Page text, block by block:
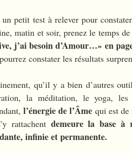
petit test à relever pour
matin et soir, prenez le temps
j’ai besoin d’Amour…» en
constater les résultats
qu’il y a bien d’autres
la méditation, le yoga,
l’énergie de l’Âme qui est de
rattachent demeure la base à
infinie et permanente.